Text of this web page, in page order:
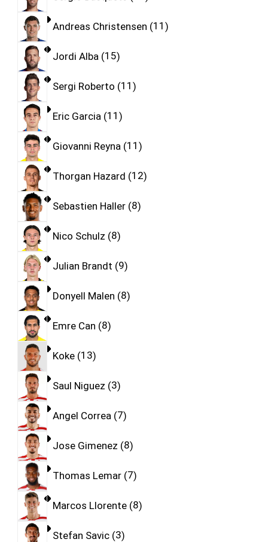
Andreas Christensen 11
Jordi Alba 15
Sergi Roberto 11
Eric Garcia 11
Giovanni Reyna 11
Thorgan Hazard 12
Sebastien Haller 8
Nico Schulz 8
Julian Brandt 9
Donyell Malen 8
Emre Can 8
Koke 13
Saul Niguez 3
Angel Correa 7
Jose Gimenez 8
Thomas Lemar 7
Marcos Llorente 8
Stefan Savic 3